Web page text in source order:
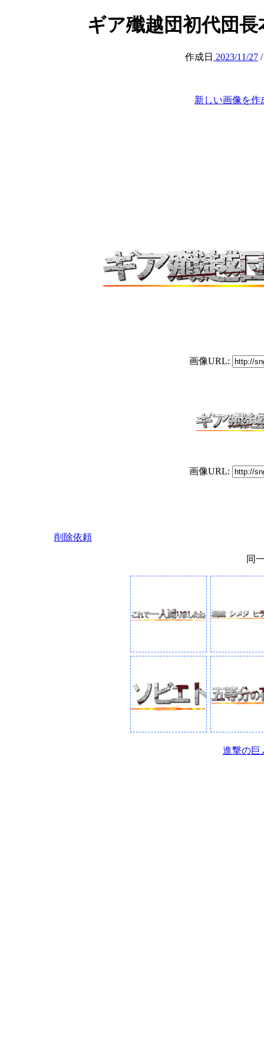
ギア殲越団初代団
作成日 2023/11/27
新しい画像を作
画像URL:
画像URL:
削除依頼
同
進撃の巨